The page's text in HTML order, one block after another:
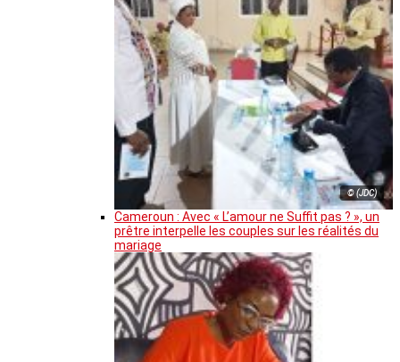
© (JDC)
Cameroun : Avec « L’amour ne Suffit pas ? », un
prêtre interpelle les couples sur les réalités du
mariage